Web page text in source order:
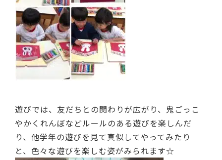
遊びでは、友だちとの関わりが広がり、鬼ごっこ
やかくれんぼなどルールのある遊びを楽しんだ
り、他学年の遊びを見て真似してやってみたり
と、色々な遊びを楽しむ姿がみられます☆